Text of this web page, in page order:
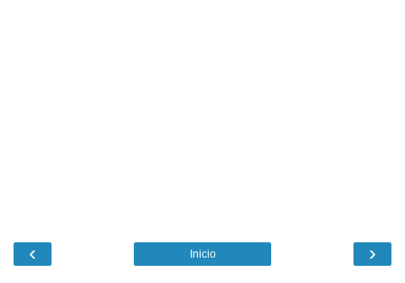
‹ ›
Inicio